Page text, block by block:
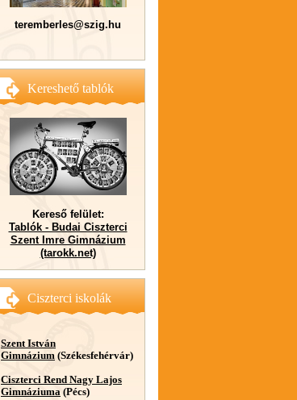
teremberles@szig.hu
Kereshető tablók
Kereső felület:
Tablók - Budai Ciszterci
Szent Imre Gimnázium
(tarokk.net)
Ciszterci iskolák
Szent István
Gimnázium (Székesfehérvár)
Ciszterci Rend Nagy Lajos
Gimnáziuma (Pécs)